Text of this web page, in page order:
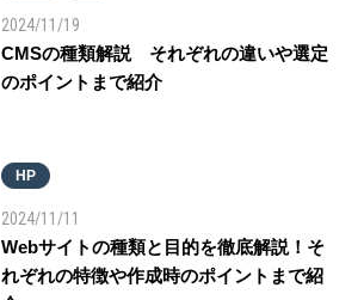
2024/11/19
CMSの種類解説 それぞれの違いや選定
のポイントまで紹介
HP
2024/11/11
Webサイトの種類と目的を徹底解説！そ
れぞれの特徴や作成時のポイントまで紹